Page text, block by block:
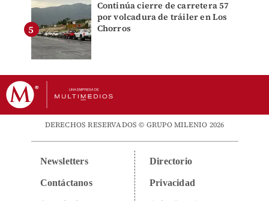
Continúa cierre de carretera 57
por volcadura de tráiler en Los
Chorros
DERECHOS RESERVADOS © GRUPO MILENIO 2026
Newsletters
Contáctanos
Directorio
Privacidad